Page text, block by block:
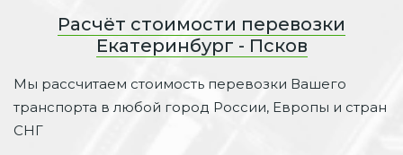
Расчёт стоимости перевозки
Екатеринбург - Псков
Мы рассчитаем стоимость перевозки Вашего
транспорта в любой город России, Европы и стран
СНГ